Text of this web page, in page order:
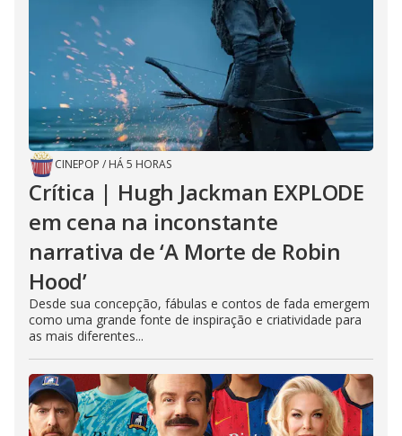
CINEPOP / HÁ 5 HORAS
Crítica | Hugh Jackman EXPLODE
em cena na inconstante
narrativa de ‘A Morte de Robin
Hood’
Desde sua concepção, fábulas e contos de fada emergem
como uma grande fonte de inspiração e criatividade para
as mais diferentes...